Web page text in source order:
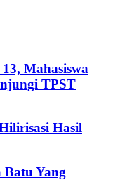
Mahasiswa
TPST
Hasil
Yang